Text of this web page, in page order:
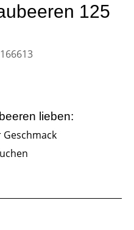
125
166613
lieben: